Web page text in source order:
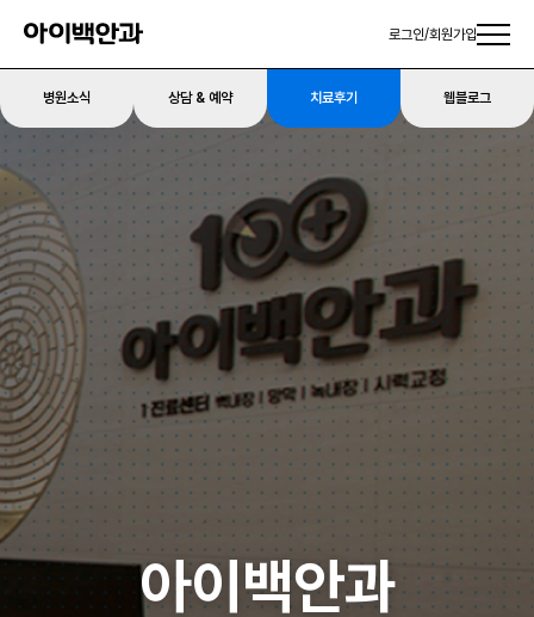
로그인/회원가입
아이백안과
병원소식 상담 & 예약 치료후기 웹블로그